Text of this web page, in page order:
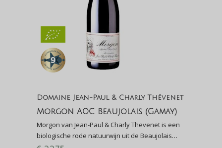
Domaine Jean-Paul & Charly Thévenet
Morgon AOC Beaujolais (Gamay)
Morgon van Jean-Paul & Charly Thevenet is een
biologische rode natuurwijn uit de Beaujolais